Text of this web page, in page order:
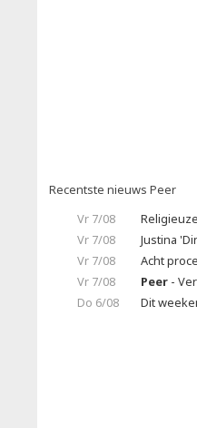
Recentste nieuws Peer
Vr 7/08
Vr 7/08
Justina
Vr 7/08
Acht
Vr 7/08
Peer -
Do 6/08
Dit